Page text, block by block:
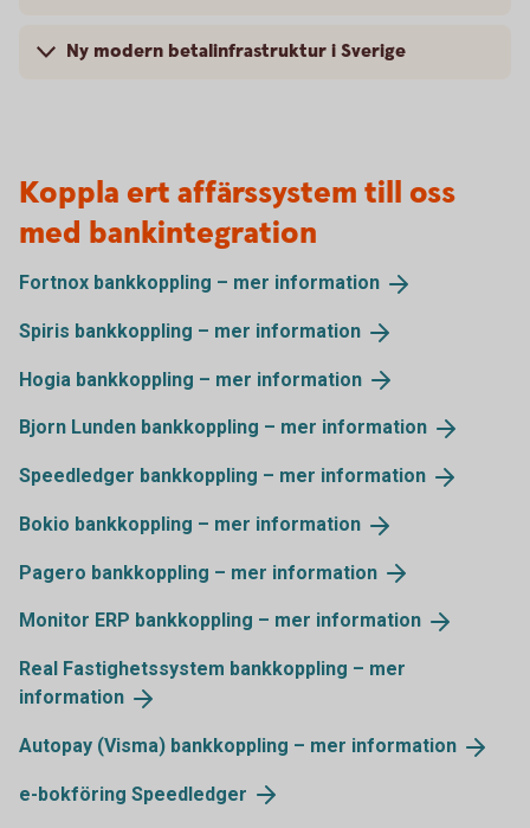
Ny modern betalinfrastruktur i Sverige
Koppla ert affärssystem till oss
med bankintegration
Fortnox bankkoppling – mer information
Spiris bankkoppling – mer information
Hogia bankkoppling – mer information
Bjorn Lunden bankkoppling – mer information
Speedledger bankkoppling – mer information
Bokio bankkoppling – mer information
Pagero bankkoppling – mer information
Monitor ERP bankkoppling – mer information
Real Fastighetssystem bankkoppling – mer
information
Autopay (Visma) bankkoppling – mer information
e-bokföring Speedledger